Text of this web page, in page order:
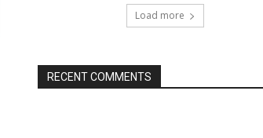
Load more
RECENT COMMENTS